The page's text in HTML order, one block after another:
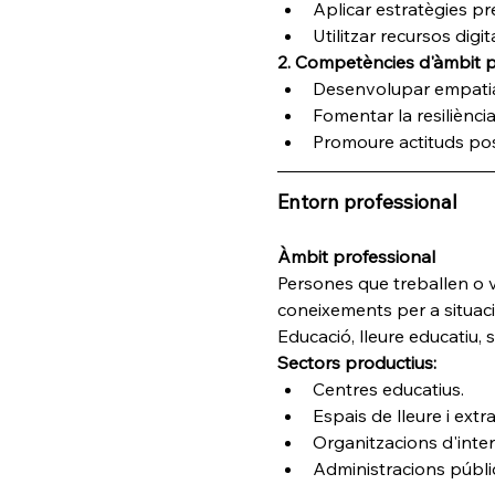
Aplicar estratègies
Utilitzar recursos
2. Competències d'àmbit
Desenvolupar
Fomentar la
Promoure actituds
Entorn professional
Àmbit professional
Persones que treballen o
coneixements per a
Educació, lleure educatiu,
Sectors productius:
Centres educatius.
Espais de lleure i
Organitzacions
Administracions